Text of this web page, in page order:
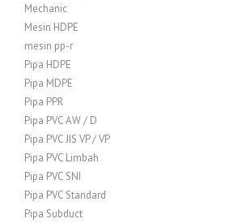
Mechanic
Mesin HDPE
mesin pp-r
Pipa HDPE
Pipa MDPE
Pipa PPR
Pipa PVC AW / D
Pipa PVC JIS VP / VP
Pipa PVC Limbah
Pipa PVC SNI
Pipa PVC Standard
Pipa Subduct